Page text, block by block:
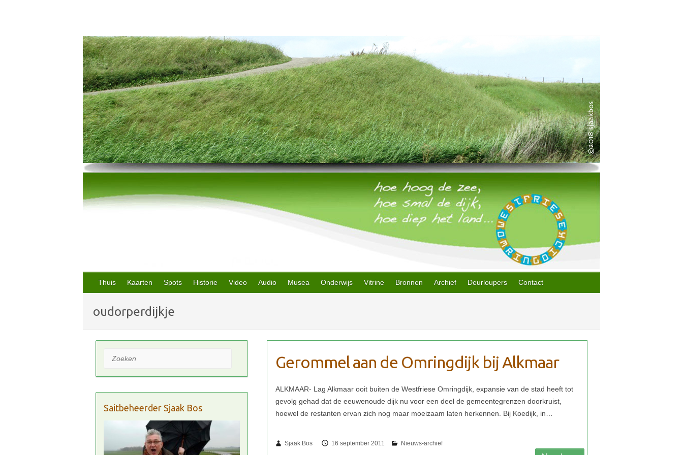
Thuis Kaarten Spots Historie Video Audio Musea Onderwijs Vitrine Bronnen Archief Deurloupers Contact
oudorperdijkje
Gerommel aan de Omringdijk bij Alkmaar
Sjaak Bos 16 september 2011
Zoeken
Saitbeheerder Sjaak Bos